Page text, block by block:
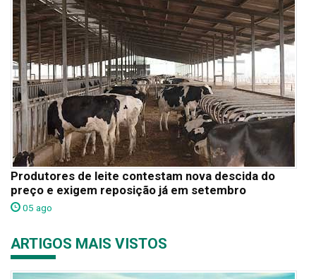
Produtores de leite contestam nova descida do
preço e exigem reposição já em setembro
05 ago
ARTIGOS MAIS VISTOS